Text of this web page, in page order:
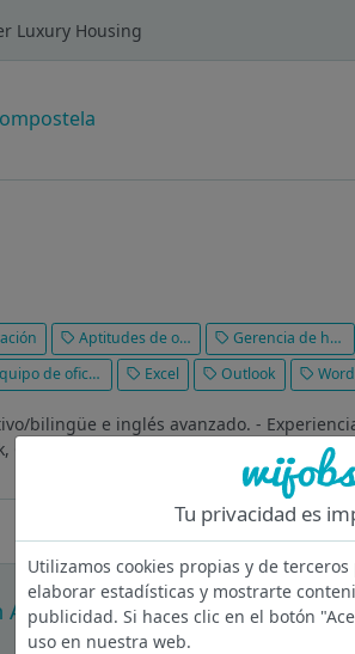
Luxury Housing
Aptitudes de organización Gerencia de hoteles
de oficina Excel Outlook Word
bilingüe e inglés avanzado. -
Drive, Excel, Word, etc.). -
A Coruña
Tu privacidad es
Utilizamos cookies propias y de
elaborar estadísticas y mostrarte
publicidad. Si haces clic en el botón
uso en nuestra web.